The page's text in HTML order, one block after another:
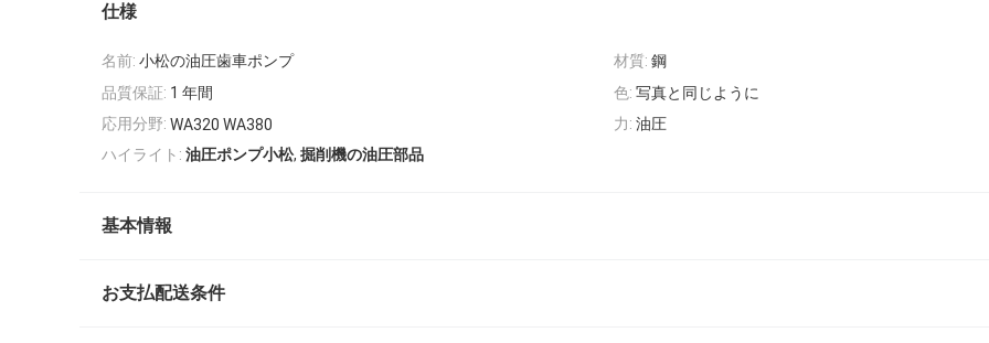
仕様
名前: 小松の油圧歯車ポンプ 材質: 鋼
品質保証: 1 年間 色: 写真と同じように
応用分野: WA320 WA380 力: 油圧
ハイライト: 油圧ポンプ小松, 掘削機の油圧部品
基本情報
お支払配送条件